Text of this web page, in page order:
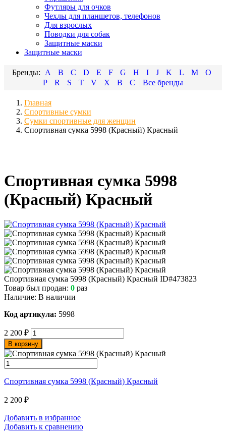
Футляры для очков
Чехлы для планшетов, телефонов
Для взрослых
Поводки для собак
Защитные маски
Защитные маски
A B C D E F G H I J K L M
O
P
R S T V X В С
Главная
Спортивные сумки
Сумки спортивные для женщин
Спортивная сумка 5998 (Красный) Красный
Спортивная сумка 5998
(Красный) Красный
Спортивная сумка 5998 (Красный) Красный ID#473823
Товар был продан: 0 раз
Наличие: В наличии
Код артикула: 5998
2 200 ₽
В корзину
Спортивная сумка 5998 (Красный) Красный
2 200 ₽
Добавить в избранное
Добавить к сравнению